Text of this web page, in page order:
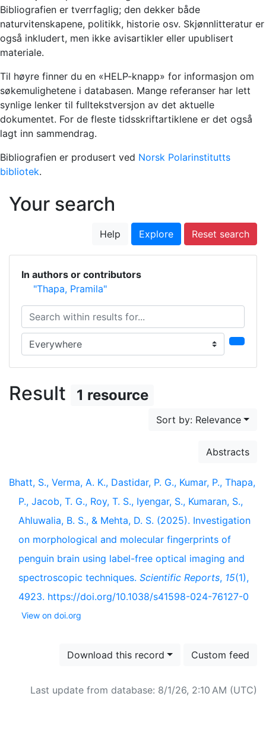
Bibliografien er tverrfaglig; den dekker både
naturvitenskapene, politikk, historie osv. Skjønnlitteratur er
også inkludert, men ikke avisartikler eller upublisert
materiale.
Til høyre finner du en «HELP-knapp» for informasjon om
søkemulighetene i databasen. Mange referanser har lett
synlige lenker til fulltekstversjon av det aktuelle
dokumentet. For de fleste tidsskriftartiklene er det også
lagt inn sammendrag.
Bibliografien er produsert ved Norsk Polarinstitutts
bibliotek.
Your search
Help Explore Reset search
In authors or contributors
"Thapa, Pramila"
Search within results for...
Search in...
Result 1 resource
Sort by: Relevance
Abstracts
Bhatt, S., Verma, A. K., Dastidar, P. G., Kumar, P., Thapa,
P., Jacob, T. G., Roy, T. S., Iyengar, S., Kumaran, S.,
Ahluwalia, B. S., & Mehta, D. S. (2025). Investigation
on morphological and molecular fingerprints of
penguin brain using label-free optical imaging and
spectroscopic techniques. Scientific Reports, 15(1),
4923. https://doi.org/10.1038/s41598-024-76127-0
View on doi.org
Download this record Custom feed
Last update from database: 8/1/26, 2:10 AM (UTC)